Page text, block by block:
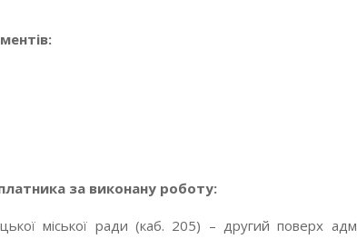
за виконану роботу:
міської ради (каб. 205) – другий поверх